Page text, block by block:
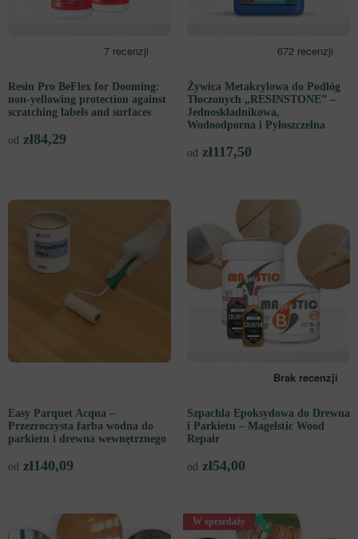
Resin Pro BeFlex for Dooming:
non-yellowing protection against
scratching labels and surfaces
od zł84,29
Żywica Metakrylowa do Podłóg
Tłoczonych „RESINSTONE” –
Jednoskładnikowa,
Wodoodporna i Pyłoszczelna
od zł117,50
Easy Parquet Acqua –
Przezroczysta farba wodna do
parkietu i drewna wewnętrznego
od zł140,09
Szpachla Epoksydowa do Drewna
i Parkietu – Magelstic Wood
Repair
od zł54,00
W sprzedaży